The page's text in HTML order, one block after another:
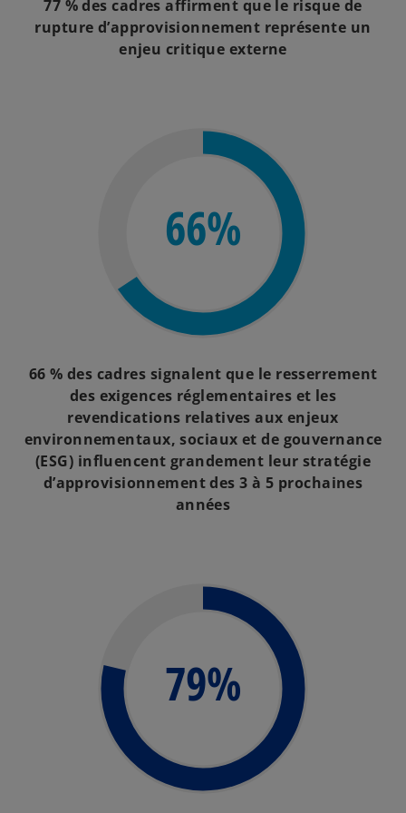
77 % des cadres affirment que le risque de
rupture d’approvisionnement représente un
enjeu critique externe
66%
66 % des cadres signalent que le resserrement
des exigences réglementaires et les
revendications relatives aux enjeux
environnementaux, sociaux et de gouvernance
(ESG) influencent grandement leur stratégie
d’approvisionnement des 3 à 5 prochaines
années
79%